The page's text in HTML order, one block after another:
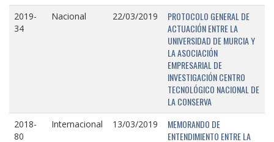
2019-
34
Nacional 22/03/2019
PROTOCOLO GENERAL DE
ACTUACIÓN ENTRE LA
UNIVERSIDAD DE MURCIA Y
LA ASOCIACIÓN
EMPRESARIAL DE
INVESTIGACIÓN CENTRO
TECNOLÓGICO NACIONAL DE
LA CONSERVA
2018-
80
Internacional 13/03/2019
MEMORANDO DE
ENTENDIMIENTO ENTRE LA